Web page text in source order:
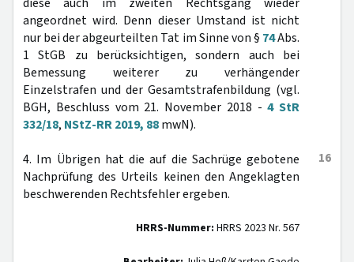
angeordnet wird. Denn dieser Umstand ist nicht
nur bei der abgeurteilten Tat im Sinne von § 74Abs.
1 StGB zu berücksichtigen, sondern auch bei
Bemessung weiterer zu verhängender
Einzelstrafen und der Gesamtstrafenbildung (vgl.
BGH, Beschluss vom 21. November 2018 -4 StR
332/18, NStZ-RR 2019, 88mwN).
16
4. Im Übrigen hat die auf die Sachrüge gebotene
Nachprüfung des Urteils keinen den Angeklagten
beschwerenden Rechtsfehler ergeben.
HRRS-Nummer: HRRS 2023 Nr. 567